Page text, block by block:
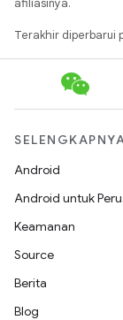
Terakhir diperbarui
Android
Android untuk
Keamanan
Source
Berita
Blog